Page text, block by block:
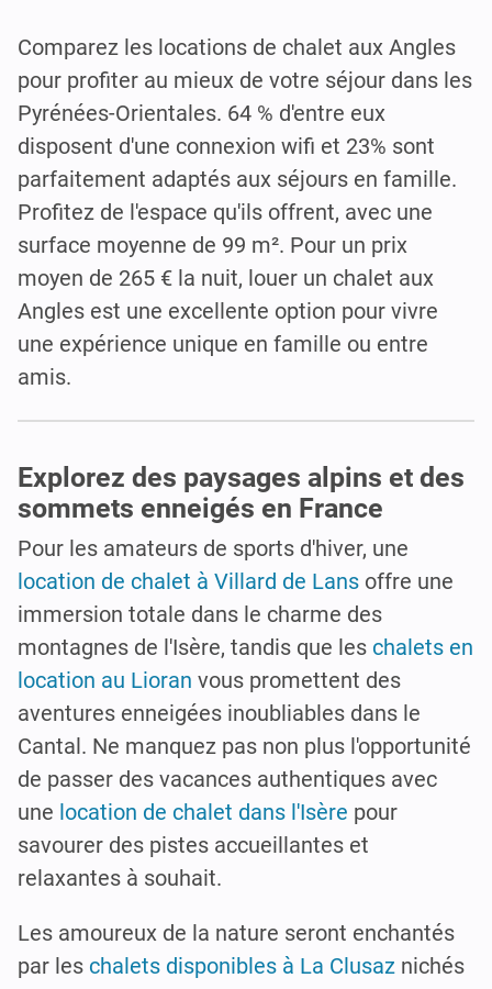
Comparez les locations de chalet aux Angles
pour profiter au mieux de votre séjour dans les
Pyrénées-Orientales. 64 % d'entre eux
disposent d'une connexion wifi et 23% sont
parfaitement adaptés aux séjours en famille.
Profitez de l'espace qu'ils offrent, avec une
surface moyenne de 99 m². Pour un prix
moyen de 265 € la nuit, louer un chalet aux
Angles est une excellente option pour vivre
une expérience unique en famille ou entre
amis.
Explorez des paysages alpins et des
sommets enneigés en France
Pour les amateurs de sports d'hiver, une
location de chalet à Villard de Lans offre une
immersion totale dans le charme des
montagnes de l'Isère, tandis que les chalets en
location au Lioran vous promettent des
aventures enneigées inoubliables dans le
Cantal. Ne manquez pas non plus l'opportunité
de passer des vacances authentiques avec
une location de chalet dans l'Isère pour
savourer des pistes accueillantes et
relaxantes à souhait.
Les amoureux de la nature seront enchantés
par les chalets disponibles à La Clusaz nichés